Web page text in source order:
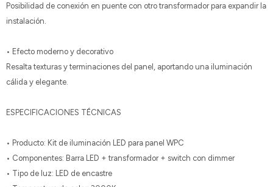
Posibilidad de conexión en puente con otro transformador para expandir la
instalación.
• Efecto moderno y decorativo
Resalta texturas y terminaciones del panel, aportando una iluminación
cálida y elegante.
ESPECIFICACIONES TÉCNICAS
• Producto: Kit de iluminación LED para panel WPC
• Componentes: Barra LED + transformador + switch con dimmer
• Tipo de luz: LED de encastre